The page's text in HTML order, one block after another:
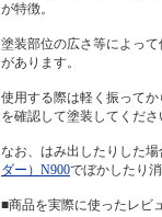
が特徴。
塗装部位の広さ等によって
があります。
使用する際は軽く振って
を確認して塗装してくださ
なお、はみ出したりした
ダー）N900でぼかしたり
■商品を実際に使ったレビ